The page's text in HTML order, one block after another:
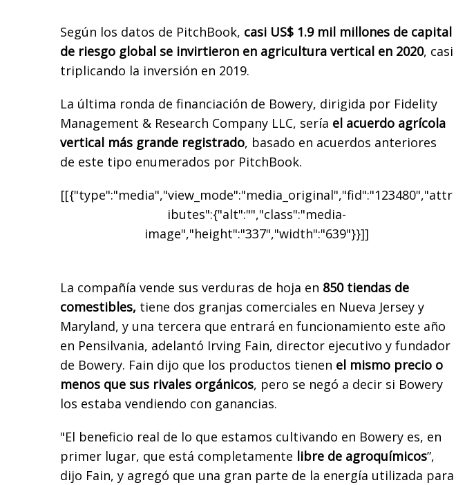
Según los datos de PitchBook, casi US$ 1.9 mil millones de capital
de riesgo global se invirtieron en agricultura vertical en 2020, casi
triplicando la inversión en 2019.
La última ronda de financiación de Bowery, dirigida por Fidelity
Management & Research Company LLC, sería el acuerdo agrícola
vertical más grande registrado, basado en acuerdos anteriores
de este tipo enumerados por PitchBook.
[[{"type":"media","view_mode":"media_original","fid":"123480","attr
ibutes":{"alt":"","class":"media-
image","height":"337","width":"639"}}]]
La compañía vende sus verduras de hoja en 850 tiendas de
comestibles, tiene dos granjas comerciales en Nueva Jersey y
Maryland, y una tercera que entrará en funcionamiento este año
en Pensilvania, adelantó Irving Fain, director ejecutivo y fundador
de Bowery. Fain dijo que los productos tienen el mismo precio o
menos que sus rivales orgánicos, pero se negó a decir si Bowery
los estaba vendiendo con ganancias.
"El beneficio real de lo que estamos cultivando en Bowery es, en
primer lugar, que está completamente libre de agroquímicos”,
dijo Fain, y agregó que una gran parte de la energía utilizada para